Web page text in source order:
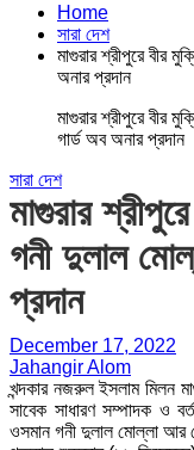
Home
সারা দেশ
মাগুরার শ্রীপুরে বীর
অনার প্রদান
মাগুরার শ্রীপুরে বীর
গার্ড অব অনার প্রদান
সারা দেশ
মাগুরার
গনী দুলাল
প্রদান
December 17, 2022
Jahangir Alom
খন্দকার নজরুল ইসলাম মিলন
সাবেক সাধারণ সম্পাদক ও
ওসমান গনী দুলাল মোল্লা আর